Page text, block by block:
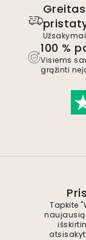
100 %
Visiems
grąžinti
Tapkite